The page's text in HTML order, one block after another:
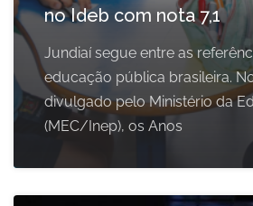
no Ideb com nota 7,1
Jundiaí segue entre as
educação pública brasileira.
divulgado pelo Ministério da
(MEC/Inep), os Anos